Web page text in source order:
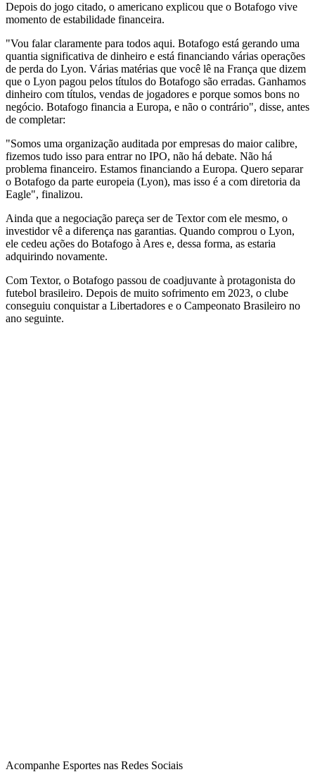
Depois do jogo citado, o americano explicou que o Botafogo vive
momento de estabilidade financeira.
"Vou falar claramente para todos aqui. Botafogo está gerando uma
quantia significativa de dinheiro e está financiando várias operações
de perda do Lyon. Várias matérias que você lê na França que dizem
que o Lyon pagou pelos títulos do Botafogo são erradas. Ganhamos
dinheiro com títulos, vendas de jogadores e porque somos bons no
negócio. Botafogo financia a Europa, e não o contrário", disse, antes
de completar:
"Somos uma organização auditada por empresas do maior calibre,
fizemos tudo isso para entrar no IPO, não há debate. Não há
problema financeiro. Estamos financiando a Europa. Quero separar
o Botafogo da parte europeia (Lyon), mas isso é a com diretoria da
Eagle", finalizou.
Ainda que a negociação pareça ser de Textor com ele mesmo, o
investidor vê a diferença nas garantias. Quando comprou o Lyon,
ele cedeu ações do Botafogo à Ares e, dessa forma, as estaria
adquirindo novamente.
Com Textor, o Botafogo passou de coadjuvante à protagonista do
futebol brasileiro. Depois de muito sofrimento em 2023, o clube
conseguiu conquistar a Libertadores e o Campeonato Brasileiro no
ano seguinte.
Acompanhe Esportes nas Redes Sociais